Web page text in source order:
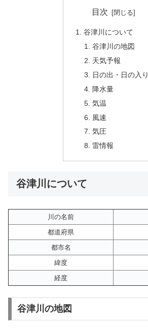
目次
谷津川について
谷津川の地図
天気予報
日の出・日の入り
降水量
気温
風速
気圧
雷情報
谷津川について
川の名前
都道府県
都市名
緯度
経度
谷津川の地図